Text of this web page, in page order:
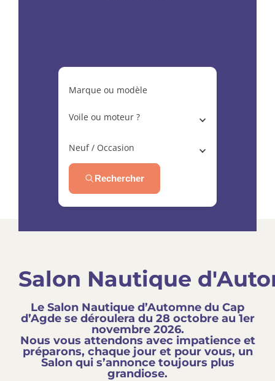
Marque ou modèle
Voile ou moteur ?
Neuf / Occasion
Rechercher
Le Salon Nautique d’Automne du Cap
d’Agde se déroulera du 28 octobre au 1er
novembre 2026.
Nous vous attendons avec impatience et
préparons, chaque jour et pour vous, un
Salon qui s’annonce toujours plus
grandiose.